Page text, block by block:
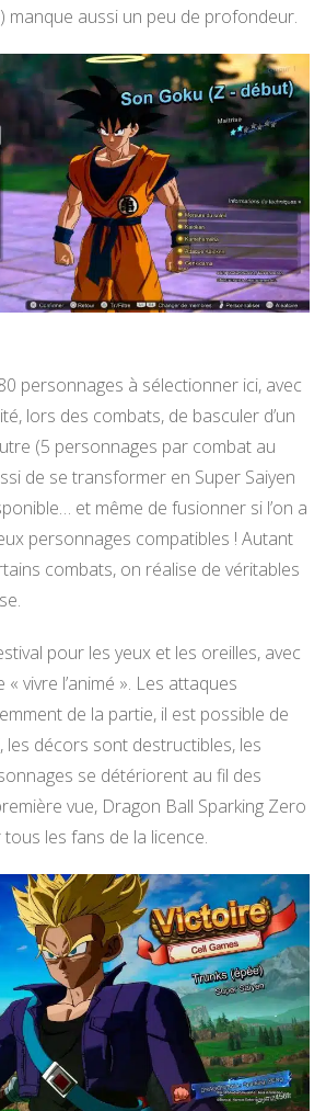
manque aussi un peu de profondeur.
personnages à sélectionner ici, avec
lors des combats, de basculer d’un
(5 personnages par combat au
de se transformer en Super Saiyen
et même de fusionner si l’on a
personnages compatibles ! Autant
combats, on réalise de véritables
pour les yeux et les oreilles, avec
vivre l’animé ». Les attaques
de la partie, il est possible de
les décors sont destructibles, les
se détériorent au fil des
vue, Dragon Ball Sparking Zero
les fans de la licence.